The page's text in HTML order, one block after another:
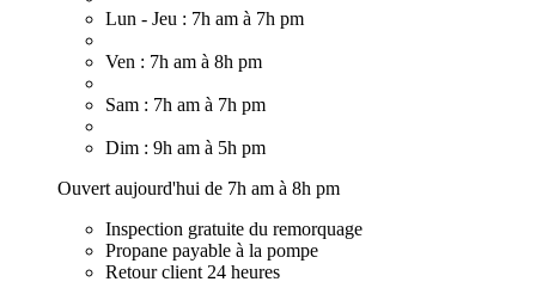
Lun - Jeu : 7h am à 7h pm
Ven : 7h am à 8h pm
Sam : 7h am à 7h pm
Dim : 9h am à 5h pm
Ouvert aujourd'hui de 7h am à 8h pm
Inspection gratuite du remorquage
Propane payable à la pompe
Retour client 24 heures